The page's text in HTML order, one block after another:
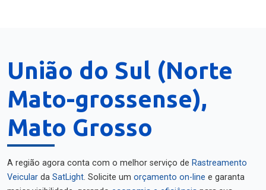
União do Sul (Norte
Mato-grossense),
Mato Grosso
A região agora conta com o melhor serviço de Rastreamento
Veicular da SatLight. Solicite um orçamento on-line e garanta